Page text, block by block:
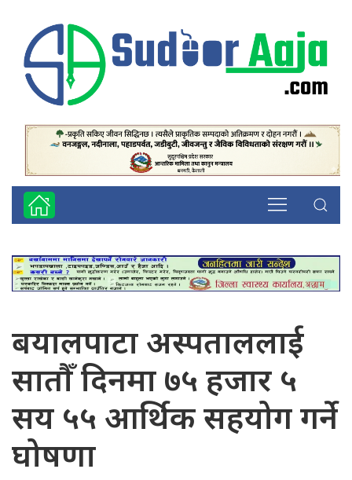
बयालपाटा अस्पताललाई
सातौँ दिनमा ७५ हजार ५
सय ५५ आर्थिक सहयोग गर्ने
घोषणा